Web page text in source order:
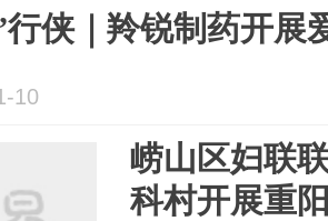
行侠｜羚锐制药开展
10
崂山区妇联
科村开展重